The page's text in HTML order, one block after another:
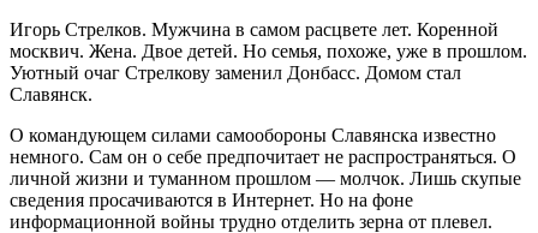
Игорь Стрелков. Мужчина в самом расцвете лет. Коренной
москвич. Жена. Двое детей. Но семья, похоже, уже в прошлом.
Уютный очаг Стрелкову заменил Донбасс. Домом стал
Славянск.
О командующем силами самообороны Славянска известно
немного. Сам он о себе предпочитает не распространяться. О
личной жизни и туманном прошлом — молчок. Лишь скупые
сведения просачиваются в Интернет. Но на фоне
информационной войны трудно отделить зерна от плевел.